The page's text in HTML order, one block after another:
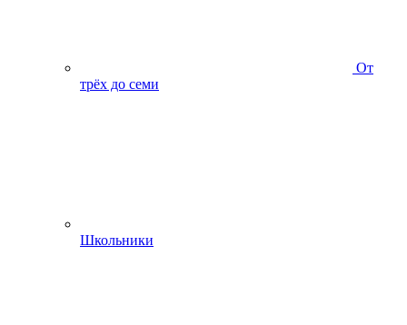
От
трёх до семи
Школьники